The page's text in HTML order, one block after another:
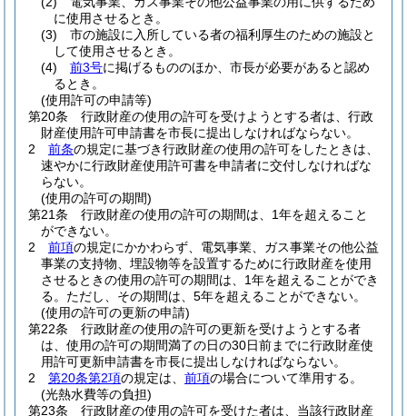
に使用させるとき。
(3)
市の施設に入所している者の福利厚生のための施設と
して使用させるとき。
(4)
前3号に掲げるもののほか、市長が必要があると認め
るとき。
(使用許可の申請等)
第20条
行政財産の使用の許可を受けようとする者は、行政
財産使用許可申請書を市長に提出しなければならない。
2
前条の規定に基づき行政財産の使用の許可をしたときは、
速やかに行政財産使用許可書を申請者に交付しなければな
らない。
(使用の許可の期間)
第21条
行政財産の使用の許可の期間は、1年を超えること
ができない。
2
前項の規定にかかわらず、電気事業、ガス事業その他公益
事業の支持物、埋設物等を設置するために行政財産を使用
させるときの使用の許可の期間は、1年を超えることができ
る。 ただし、その期間は、5年を超えることができない。
(使用の許可の更新の申請)
第22条
行政財産の使用の許可の更新を受けようとする者
は、使用の許可の期間満了の日の30日前までに行政財産使
用許可更新申請書を市長に提出しなければならない。
2
第20条第2項の規定は、 前項の場合について準用する。
(光熱水費等の負担)
第23条
行政財産の使用の許可を受けた者は、当該行政財産